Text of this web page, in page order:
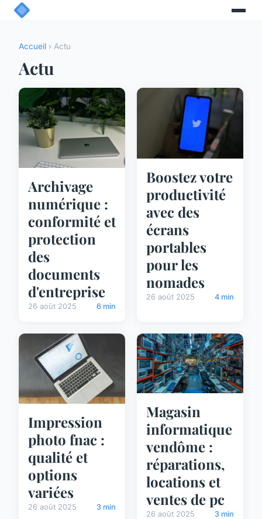
Accueil › Actu
Actu
Archivage
numérique :
conformité et
protection
des
documents
d'entreprise
26 août 2025 6 min
Boostez votre
productivité
avec des
écrans
portables
pour les
nomades
26 août 2025 4 min
Impression
photo fnac :
qualité et
options
variées
26 août 2025 3 min
Magasin
informatique
vendôme :
réparations,
locations et
ventes de pc
26 août 2025 3 min